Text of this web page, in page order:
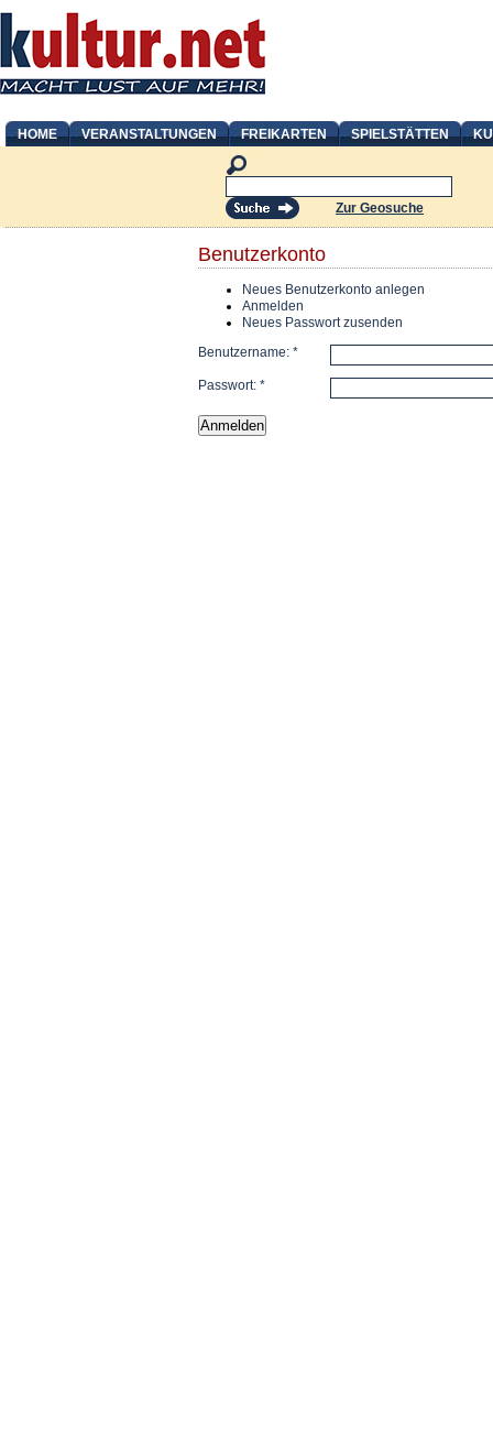
HOME VERANSTALTUNGEN FREIKARTEN SPIELSTÄTTEN
Zur Geosuche
Benutzerkonto
Neues Benutzerkonto anlegen
Anmelden
Neues Passwort zusenden
Benutzername: *
Passwort: *